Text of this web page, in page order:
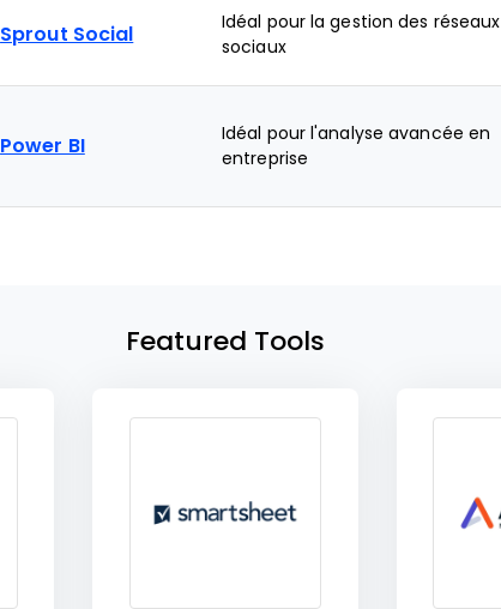
Sprout Social
Idéal pour la gestion des réseaux
sociaux
Power BI
Idéal pour l'analyse avancée en
entreprise
Featured Tools